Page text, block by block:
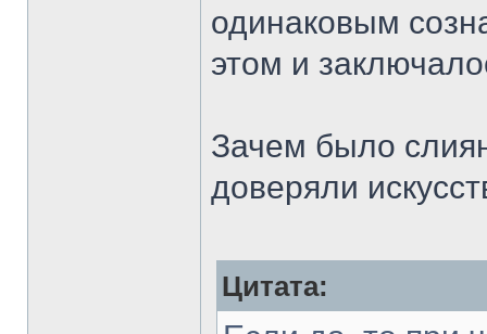
одинаковым
этом и
Зачем было
доверяли
Цитата: